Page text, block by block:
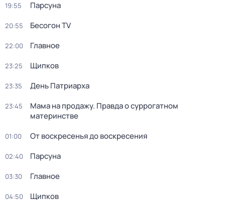
19:55 Парсуна
20:55 Бесогон TV
22:00 Главное
23:25 Щипков
23:35 Дeнь Патриаpха
23:45
Мама на продажу. Правда о сyрpогатном
материнстве
01:00 От воскресенья до воскресения
02:40 Парсуна
03:30 Главное
04:50 Щипков